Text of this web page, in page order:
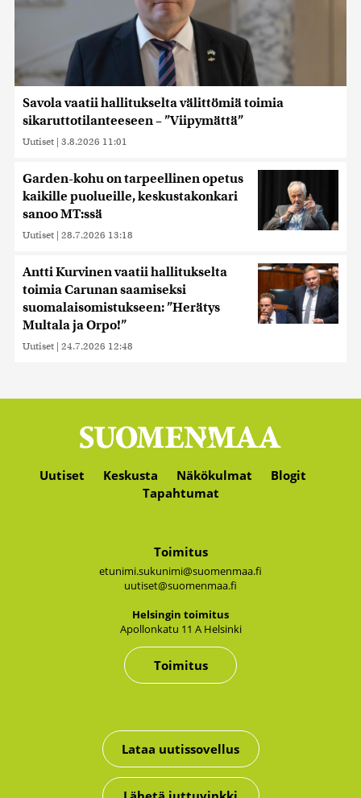
Savola vaatii hallitukselta välittömiä toimia
sikaruttotilanteeseen – ”Viipymättä”
Uutiset | 3.8.2026 11:01
Garden-kohu on tarpeellinen opetus
kaikille puolueille, keskustakonkari
sanoo MT:ssä
Uutiset | 28.7.2026 13:18
Antti Kurvinen vaatii hallitukselta
toimia Carunan saamiseksi
suomalaisomistukseen: ”Herätys
Multala ja Orpo!”
Uutiset | 24.7.2026 12:48
Uutiset Keskusta Näkökulmat
Blogit
Tapahtumat
Toimitus
etunimi.sukunimi@suomenmaa.fi
uutiset@suomenmaa.fi
Hel­sin­gin toi­mi­tus
Apol­lon­ka­tu 11 A Hel­sin­ki
Toimitus
Lataa uutissovellus